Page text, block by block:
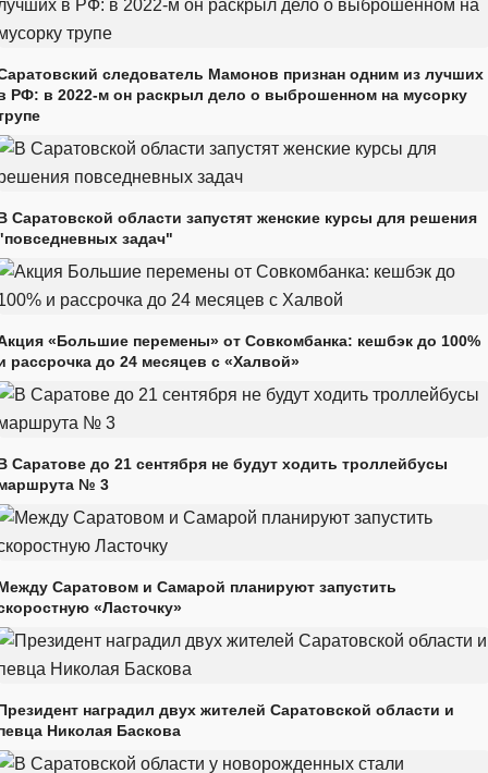
следователь Мамонов признан одним из лучших
РФ: в 2022-м он раскрыл дело о выброшенном на мусорку
Саратовской области запустят женские курсы для решения
задач"
«Большие перемены» от Совкомбанка: кешбэк до 100%
рассрочка до 24 месяцев с «Халвой»
Саратове до 21 сентября не будут ходить троллейбусы
№ 3
Саратовом и Самарой планируют запустить
«Ласточку»
наградил двух жителей Саратовской области и
Николая Баскова